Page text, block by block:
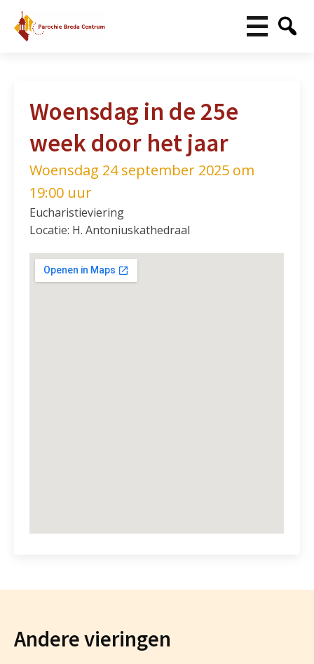
Woensdag in de 25e
week door het jaar
Woensdag 24 september 2025 om
19:00 uur
Eucharistieviering
Locatie: H. Antoniuskathedraal
Andere vieringen